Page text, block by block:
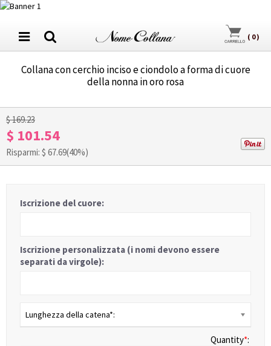
( 0)
Collana con cerchio inciso e ciondolo a forma di cuore
della nonna in oro rosa
1/ 3
$ 169.23
$ 101.54
Risparmi: $ 67.69(40%)
Iscrizione del cuore:
Iscrizione personalizzata (i nomi devono essere
separati da virgole):
Lunghezza della catena*:
Quantity*: